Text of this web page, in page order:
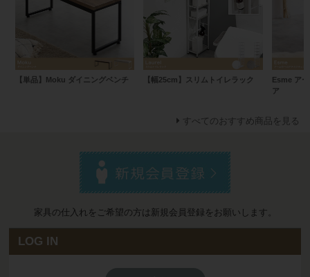
【単品】Moku ダイニングベンチ 【幅25cm】スリムトイレラック
Esme ア
ア
すべてのおすすめ商品を見る
家具の仕入れをご希望の方は新規会員登録をお願いします。
LOG IN